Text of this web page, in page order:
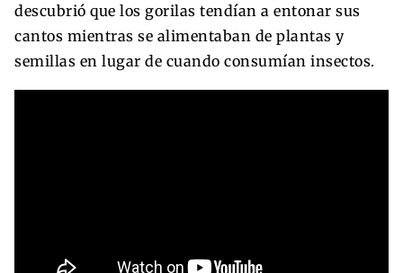
descubrió que los gorilas tendían a entonar sus
cantos mientras se alimentaban de plantas y
semillas en lugar de cuando consumían insectos.